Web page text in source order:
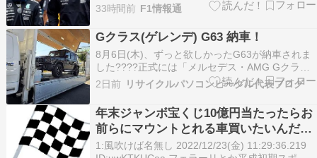
33時間前 F1情報通
Gクラス(ゲレンデ) G63 納車！
8月6日(木)、ずっと欲しかったG63が納車されま
した????正式には「メルセデス・AMG Gクラス
(ゲレンデ) G63 ローンチエディション」です。以
前「どうしてもまとまったお金が必要になりゲレ
ンデを売却しました」と濁したブログを載せまし
たが、まぁこのブログをずっと見ている人な…
2日前 リサイクルパソコンビーグル代表ブログ
年末ジャンボ宝くじ10億円当たったらお
前らにマウントとれる車買いたいんだが
何がオヌヌメ？
1:風吹けば名無し 2022/12/23(金) 11:29:36.219